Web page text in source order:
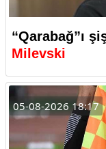
“Qarabağ”ı
Milevski
05-08-2026 18:17